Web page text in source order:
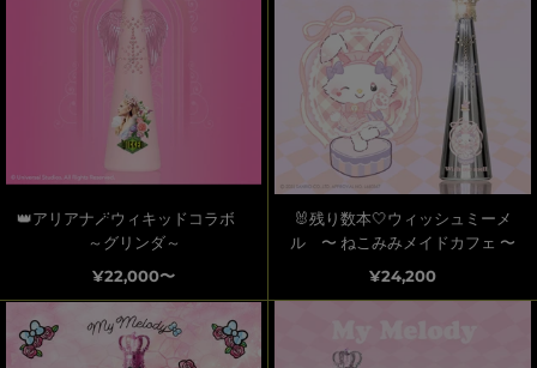
👑アリアナ🪄ウィキッドコラボ
～グリンダ～
¥22,000〜
🐰残り数本🤍ウィッシュミーメ
ル 〜 ねこみみメイドカフェ 〜
¥24,200